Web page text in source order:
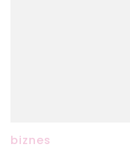
biznes